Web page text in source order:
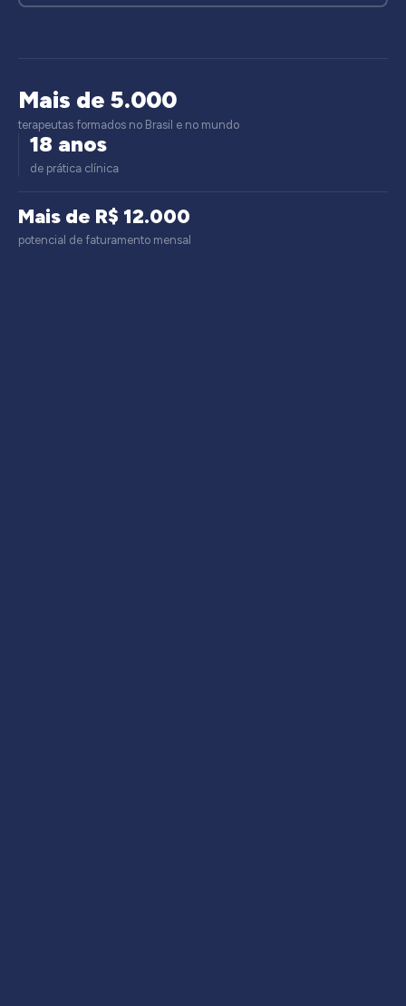
Mais de 5.000
terapeutas formados no Brasil e no mundo
18 anos
de prática clínica
Mais de R$ 12.000
potencial de faturamento mensal